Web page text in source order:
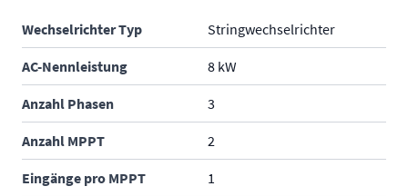
Wechselrichter Typ Stringwechselrichter
AC-Nennleistung 8 kW
Anzahl Phasen 3
Anzahl MPPT 2
Eingänge pro MPPT 1